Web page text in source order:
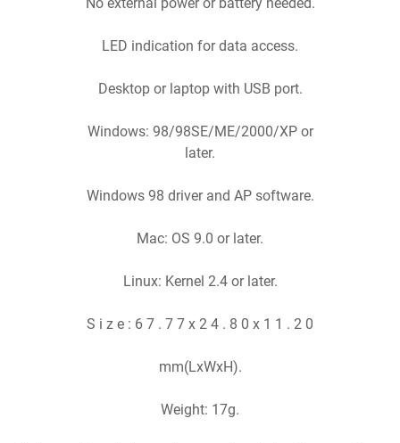
No external power or battery needed.
LED indication for data access.
Desktop or laptop with USB port.
Windows: 98/98SE/ME/2000/XP or
later.
Windows 98 driver and AP software.
Mac: OS 9.0 or later.
Linux: Kernel 2.4 or later.
S i z e : 6 7 . 7 7 x 2 4 . 8 0 x 1 1 . 2 0
mm(LxWxH).
Weight: 17g.